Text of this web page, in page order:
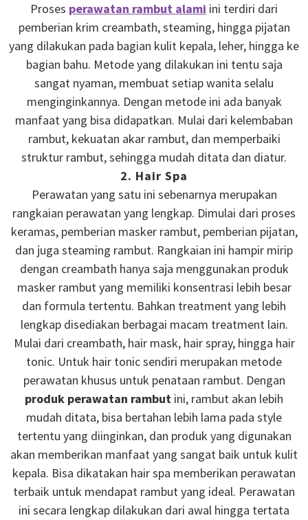
Proses perawatan rambut alami ini terdiri dari
pemberian krim creambath, steaming, hingga pijatan
yang dilakukan pada bagian kulit kepala, leher, hingga ke
bagian bahu. Metode yang dilakukan ini tentu saja
sangat nyaman, membuat setiap wanita selalu
menginginkannya. Dengan metode ini ada banyak
manfaat yang bisa didapatkan. Mulai dari kelembaban
rambut, kekuatan akar rambut, dan memperbaiki
struktur rambut, sehingga mudah ditata dan diatur.
2. Hair Spa
Perawatan yang satu ini sebenarnya merupakan
rangkaian perawatan yang lengkap. Dimulai dari proses
keramas, pemberian masker rambut, pemberian pijatan,
dan juga steaming rambut. Rangkaian ini hampir mirip
dengan creambath hanya saja menggunakan produk
masker rambut yang memiliki konsentrasi lebih besar
dan formula tertentu. Bahkan treatment yang lebih
lengkap disediakan berbagai macam treatment lain.
Mulai dari creambath, hair mask, hair spray, hingga hair
tonic. Untuk hair tonic sendiri merupakan metode
perawatan khusus untuk penataan rambut. Dengan
produk perawatan rambut ini, rambut akan lebih
mudah ditata, bisa bertahan lebih lama pada style
tertentu yang diinginkan, dan produk yang digunakan
akan memberikan manfaat yang sangat baik untuk kulit
kepala. Bisa dikatakan hair spa memberikan perawatan
terbaik untuk mendapat rambut yang ideal. Perawatan
ini secara lengkap dilakukan dari awal hingga tertata